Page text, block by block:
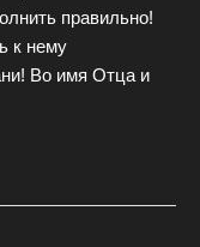
правильно!
к нему
Во имя Отца и